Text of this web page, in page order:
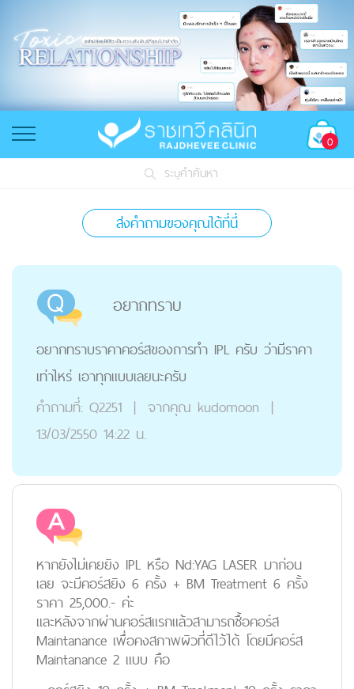
0
ระบุคำค้นหา
ส่งคำถามของคุณได้ที่นี่
อยากทราบ
อยากทราบราคาคอร์สของการทำ IPL ครับ ว่ามีราคา
เท่าไหร่ เอาทุกแบบเลยนะครับ
คำถามที่: Q2251 | จากคุณ kudomoon |
13/03/2550 14:22 น.
หากยังไม่เคยยิง IPL หรือ Nd:YAG LASER มาก่อน
เลย จะมีคอร์สยิง 6 ครั้ง + BM Treatment 6 ครั้ง
ราคา 25,000.- ค่ะ
และหลังจากผ่านคอร์สแรกแล้วสามารถซื้อคอร์ส
Maintanance เพื่อคงสภาพผิวที่ดีไว้ได้ โดยมีคอร์ส
Maintanance 2 แบบ คือ